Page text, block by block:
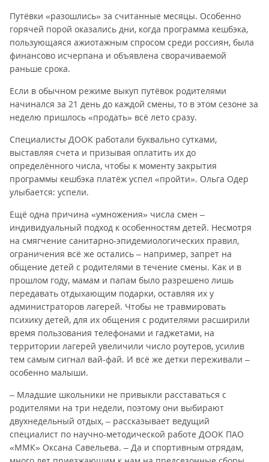
Путёвки «разошлись» за считанные месяцы. Особенно
горячей порой оказались дни, когда программа кешбэка,
пользующаяся ажиотажным спросом среди россиян, была
финансово исчерпана и объявлена сворачиваемой
раньше срока.
Если в обычном режиме выкуп путёвок родителями
начинался за 21 день до каждой смены, то в этом сезоне за
неделю пришлось «продать» всё лето сразу.
Специалисты ДООК работали буквально сутками,
выставляя счета и призывая оплатить их до
определённого числа, чтобы к моменту закрытия
программы кешбэка платёж успел «пройти». Ольга Одер
улыбается: успели.
Ещё одна причина «умножения» числа смен –
индивидуальный подход к особенностям детей. Несмотря
на смягчение санитарно-эпидемиологических правил,
ограничения всё же остались – например, запрет на
общение детей с родителями в течение смены. Как и в
прошлом году, мамам и папам было разрешено лишь
передавать отдыхающим подарки, оставляя их у
администраторов лагерей. Чтобы не травмировать
психику детей, для их общения с родителями расширили
время пользования телефонами и гаджетами, на
территории лагерей увеличили число роутеров, усилив
тем самым сигнал вай-фай. И всё же детки переживали –
особенно малыши.
– Младшие школьники не привыкли расставаться с
родителями на три недели, поэтому они выбирают
двухнедельный отдых, – рассказывает ведущий
специалист по научно-методической работе ДООК ПАО
«ММК» Оксана Савельева. – Да и спортивным отрядам,